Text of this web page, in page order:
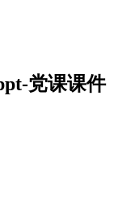
党课课件